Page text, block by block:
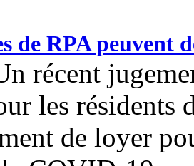
de RPA peuvent
récent
les résidents
de loyer